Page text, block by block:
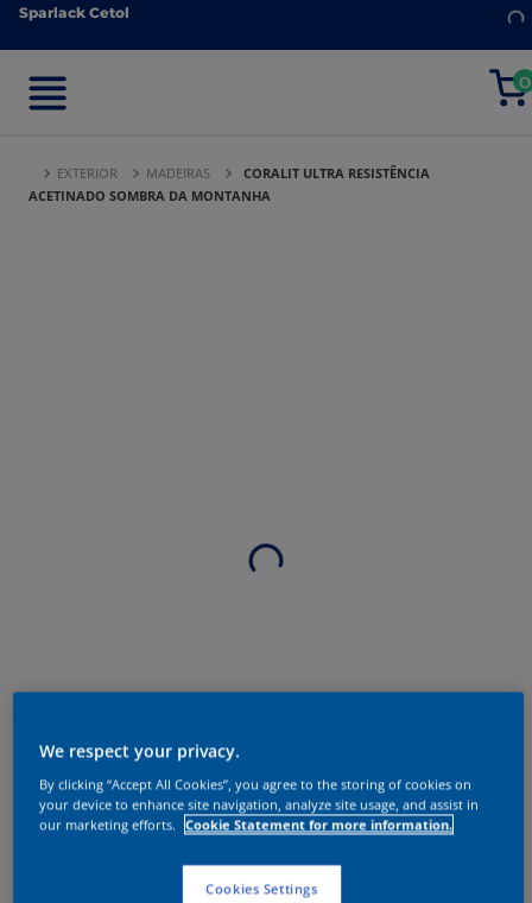
Sparlack Cetol
0
Sparlack Cetol
0
EXTERIOR MADEIRAS
CORALIT ULTRA RESISTÊNCIA
ACETINADO SOMBRA DA MONTANHA
We respect your privacy.
By clicking “Accept All Cookies”, you agree to the storing of cookies on
your device to enhance site navigation, analyze site usage, and assist in
our marketing efforts.
Cookie Statement for more information.
Cookies Settings